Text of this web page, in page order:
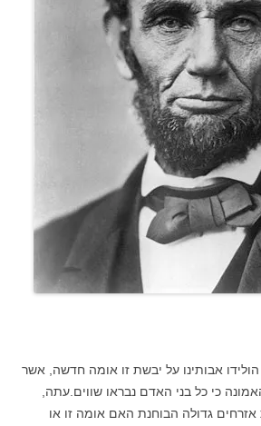
אבותינו על יבשת זו אומה חדשה, אשר
כי כל בני האדם נבראו שווים.עתה,
גדולה הבוחנת האם אומה זו או